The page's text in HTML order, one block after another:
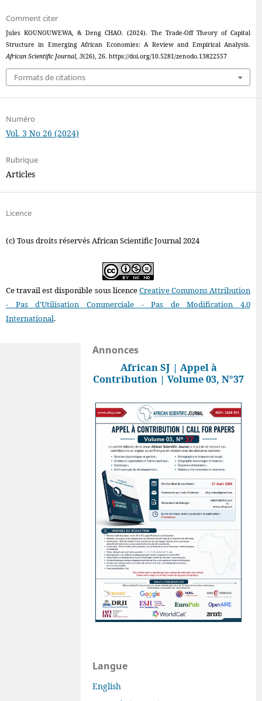
Comment citer
Jules KOUNOUWEWA, & Deng CHAO. (2024). The Trade-Off Theory of Capital
Structure in Emerging African Economies: A Review and Empirical Analysis.
African Scientific Journal, 3(26), 26. https://doi.org/10.5281/zenodo.13822557
Formats de citations
Numéro
Vol. 3 No 26 (2024)
Rubrique
Articles
Licence
(c) Tous droits réservés African Scientific Journal 2024
Ce travail est disponible sous licenceCreative Commons Attribution
- Pas d'Utilisation Commerciale - Pas de Modification 4.0
International.
Annonces
African SJ | Appel à
Contribution | Volume 03, N°37
Langue
English